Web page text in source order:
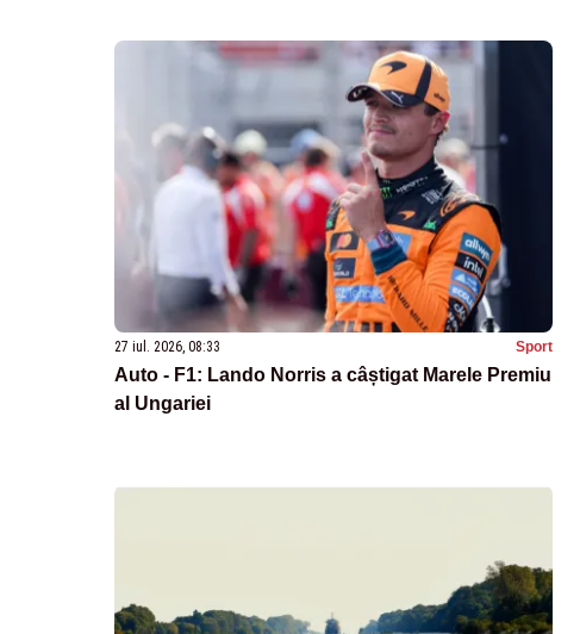
27 iul. 2026, 08:33 Sport
Auto - F1: Lando Norris a câștigat Marele Premiu
al Ungariei